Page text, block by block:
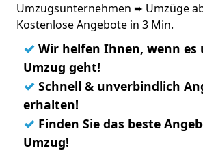
Umzugsunternehmen ➨ Umzüge
Kostenlose Angebote in 3 Min.
✓ Wir helfen Ihnen, wenn es
Umzug geht!
✓ Schnell & unverbindlich
erhalten!
✓ Finden Sie das beste
Umzug!